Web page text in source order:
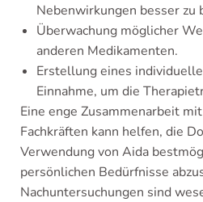
Nebenwirkungen besser zu
Überwachung möglicher
anderen Medikamenten.
Erstellung eines
Einnahme, um die
Eine enge Zusammenarbeit
Fachkräften kann helfen, die
Verwendung von Aida
persönlichen Bedürfnisse
Nachuntersuchungen sind